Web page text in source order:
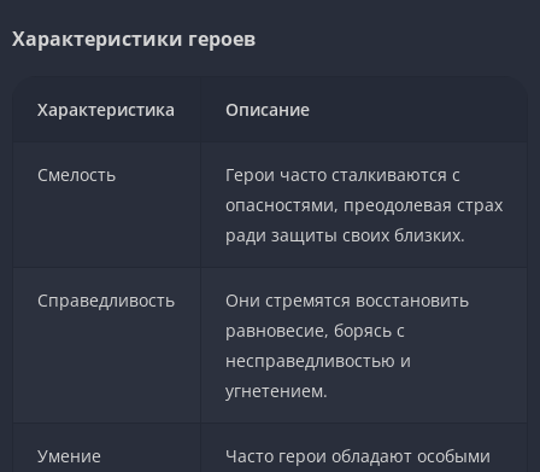
Характеристики героев
Характеристика Описание
Смелость
Герои часто сталкиваются с
опасностями, преодолевая страх
ради защиты своих близких.
Справедливость
Они стремятся восстановить
равновесие, борясь с
несправедливостью и
угнетением.
Умение
Часто герои обладают особыми